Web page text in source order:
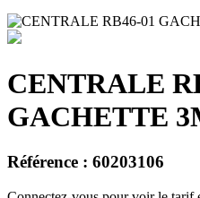
CENTRALE
GACHETTE
Référence : 60203106